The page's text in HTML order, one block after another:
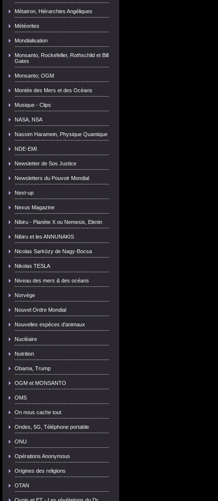
Métatron, Hiérarchies Angéliques
Météorites
Mondialisation
Monsanto, Rockefeller, Rothschild et Bill
Gates
Monsanto; OGM
Montée des Mers et des Océans
Musique - Clips
NASA, NSA
Nassim Haramein, Physique Quantique
NDE-EMI
Newsletter de Sos Justice
Newsletters du Pouvoir Mondial
Next-up
Nexus Magazine
Nibiru - Planète X ou Nemesis, Elenin
Nibiru et les ANNUNAKIS
Nicolas Sarközy de Nagy-Bocsa
Nikolas TESLA
Niveau des mers & des océans
Norvège
Nouvel Ordre Mondial
Nouvelles espèces d'animaux
Nucléaire
Nutrition
Obama, Trump
OGM et MONSANTO
OMS
On nous cache tout
Ondes, 5G, Téléphone portable
ONU
Opérations Anonymous
Origines des religions
OTAN